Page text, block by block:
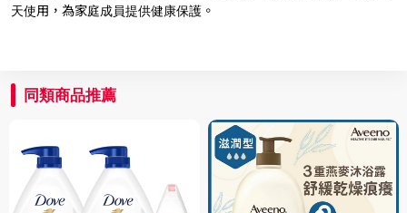
天使用，為家庭成員提供健康保護。
同類商品推薦